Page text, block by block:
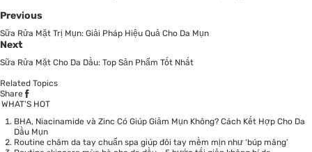
Previous
Sữa Rửa Mặt Trị Mụn: Giải Pháp Hiệu Quả Cho Da Mụn
Next
Sữa Rửa Mặt Cho Da Dầu: Top Sản Phẩm Tốt Nhất
Related Topics
Share
WHAT’S HOT
BHA, Niacinamide và Zinc Có Giúp Giảm Mụn Không? Cách Kết Hợp Cho Da
Dầu Mụn
Routine chăm da tay chuẩn spa giúp đôi tay mềm mịn như ‘búp măng’